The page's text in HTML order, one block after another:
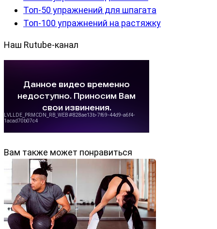
Топ-50 упражнений для шпагата
Топ-100 упражнений на растяжку
Наш Rutube-канал
Вам также может понравиться